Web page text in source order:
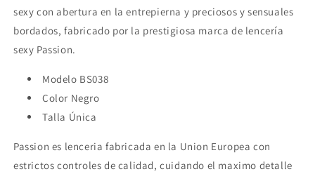
sexy con abertura en la entrepierna y preciosos y sensuales
bordados, fabricado por la prestigiosa marca de lencería
sexy Passion.
Modelo BS038
Color Negro
Talla Única
Passion es lenceria fabricada en la Union Europea con
estrictos controles de calidad, cuidando el maximo detalle